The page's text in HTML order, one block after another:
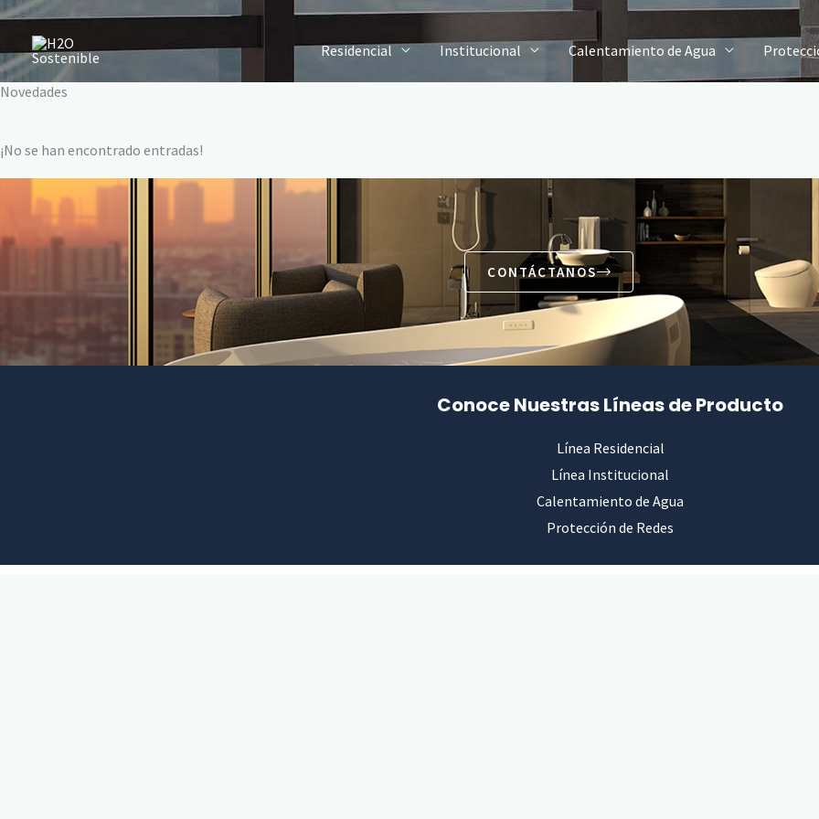
Ir
contenido
Residencial Institucional Calentamiento de Agua
Novedades
¡No se han encontrado entradas!
CONTÁCTANOS
Conoce Nuestras Líneas de Producto
Línea Residencial
Línea Institucional
Calentamiento de Agua
Protección de Redes